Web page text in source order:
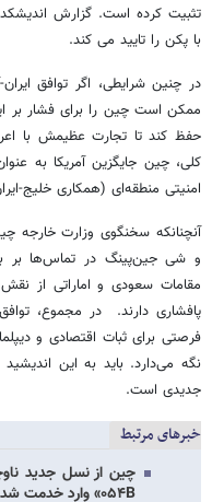
تثبیت کرده است. گزارش
با پکن را تایید می کند.
در چنین شرایطی، اگر توافق
ممکن است چین را برای فشار بر
حفظ کند تا تجارت عظیمش با
کلی، چین جایگزین آمریکا به
امنیتی منطقه‌ای (همکاری خلیج-
آنچنانکه سخنگوی وزارت خارجه
و شی جین‌پینگ در تماس‌ها بر
مقامات سعودی و اماراتی از
پافشاری دارند. در مجموع، توافق
فرصتی برای ثبات اقتصادی و
نگه می‌دارد. باید به این
جدیدی است.
خبرهای مرتبط
چین از نسل جدید
۰۵۴B» وارد خدمت شد